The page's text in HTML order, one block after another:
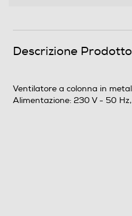
Descrizione Prodotto
Ventilatore a colonna in
Alimentazione: 230 V - 50